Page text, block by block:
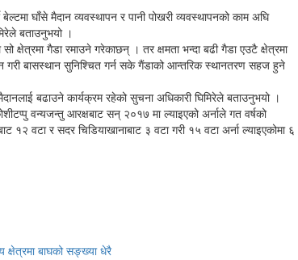
घाँसे मैदान व्यवस्थापन र पानी पोखरी व्यवस्थापनको काम अघि
बताउनुभयो ।
क्षेत्रमा गैडा रमाउने गरेकाछन् । तर क्षमता भन्दा बढी गैडा एउटै क्षेत्रमा
गरी बासस्थान सुनिश्चित गर्न सके गैंडाको आन्तरिक स्थानतरण सहज हुने
बढाउने कार्यक्रम रहेको सुचना अधिकारी घिमिरेले बताउनुभयो ।
वन्यजन्तु आरक्षबाट सन् २०१७ मा ल्याइएको अर्नाले गत वर्षको
१२ वटा र सदर चिडियाखानाबाट ३ वटा गरी १५ वटा अर्ना ल्याइएकोमा ६